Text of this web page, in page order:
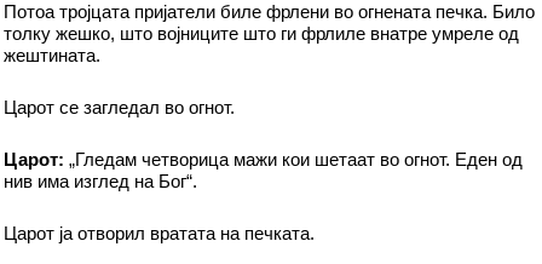
Потоа тројцата пријатели биле фрлени во огнената печка. Било
толку жешко, што војниците што ги фрлиле внатре умреле од
жештината.
Царот се загледал во огнот.
Царот: „Гледам четворица мажи кои шетаат во огнот. Еден од
нив има изглед на Бог“.
Царот ја отворил вратата на печката.